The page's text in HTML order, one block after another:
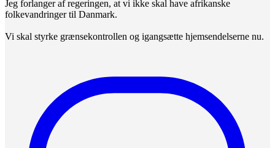
Jeg forlanger af regeringen, at vi ikke skal have afrikanske
folkevandringer til Danmark.
Vi skal styrke grænsekontrollen og igangsætte hjemsendelserne nu.